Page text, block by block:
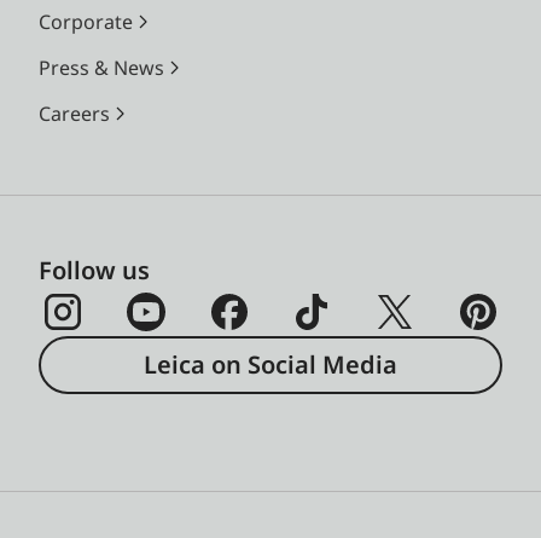
Corporate
Press & News
Careers
Follow us
Leica on Social Media